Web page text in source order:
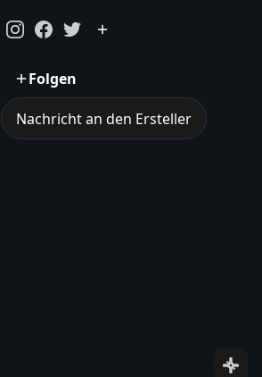
Folgen
Nachricht an den Ersteller